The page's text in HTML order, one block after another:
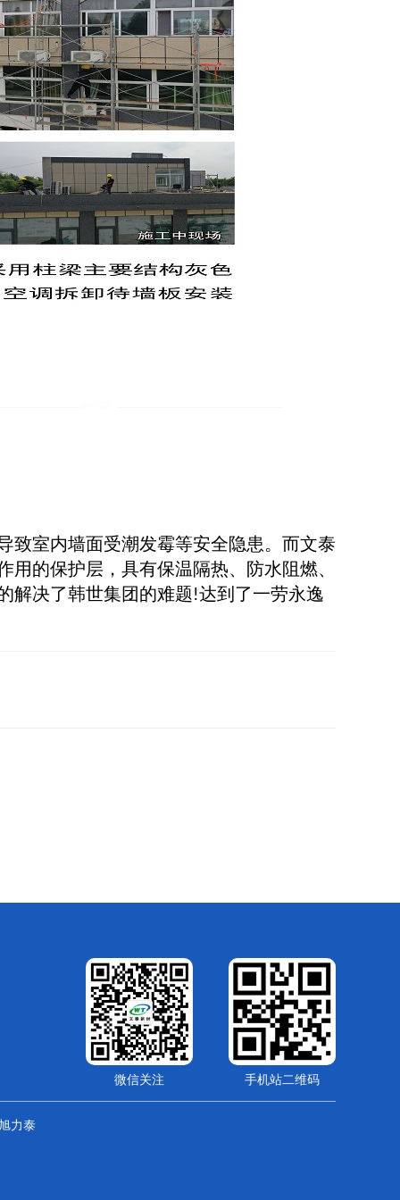
致室内墙面受潮发霉等安全隐患。 而文泰
的保护层，具有保温隔热、防水阻燃、
解决了韩世集团的难题!达到了一劳永逸
微信关注 手机站二维码
力泰